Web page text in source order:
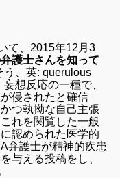
て、2015年12月3
弁護士さんを知って
う、英: querulous
想反応の一種で、
侵されたと確信
つ執拗な自己主張
れを関覧した一般
認められた医学的
弁護士が精神的疾患
与える投稿をし、